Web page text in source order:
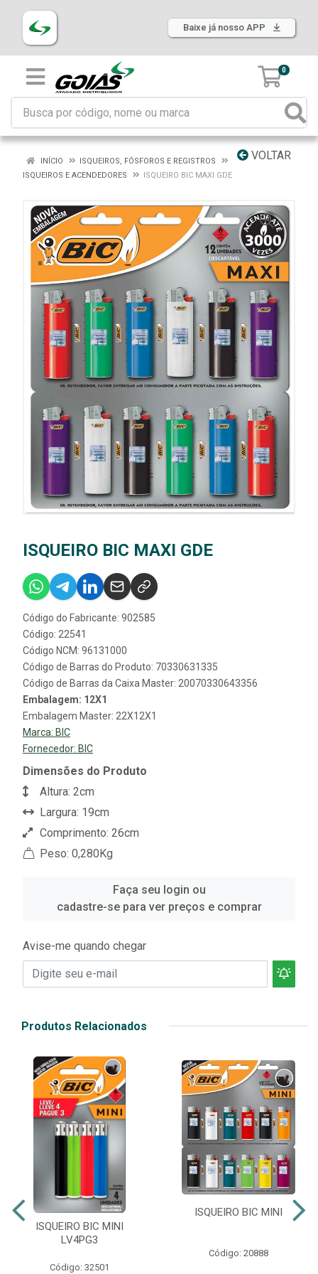
Baixe já nosso APP
0
VOLTAR
INÍCIO
ISQUEIROS, FÓSFOROS E REGISTROS
ISQUEIROS E ACENDEDORES
ISQUEIRO BIC MAXI GDE
ISQUEIRO BIC MAXI GDE
Código do Fabricante: 902585
Código: 22541
Código NCM: 96131000
Código de Barras do Produto: 70330631335
Código de Barras da Caixa Master: 20070330643356
Embalagem: 12X1
Embalagem Master: 22X12X1
Marca: BIC
Fornecedor: BIC
Dimensões do Produto
Altura: 2cm
Largura: 19cm
Comprimento: 26cm
Peso: 0,280Kg
Faça seu login ou
cadastre-se para ver preços e comprar
Avise-me quando chegar
Produtos Relacionados
ISQUEIRO BIC MINI
LV4PG3
Código: 32501
ISQUEIRO BIC MINI
Código: 20888